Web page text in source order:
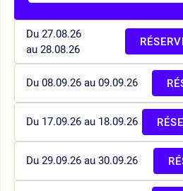
Du 27.08.26
au 28.08.26
Du 08.09.26 au 09.09.26
Du 17.09.26 au 18.09.26
Du 29.09.26 au 30.09.26